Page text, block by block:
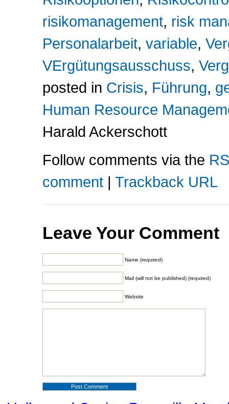
risikomanagement, risk
Personalarbeit, variable,
VErgütungsausschuss,
posted in Crisis, Führung,
Human Resource
Harald Ackerschott
Follow comments via the
comment| Trackback URL
Leave Your Comment
Name (required)
Mail (will not be published) (required)
Website